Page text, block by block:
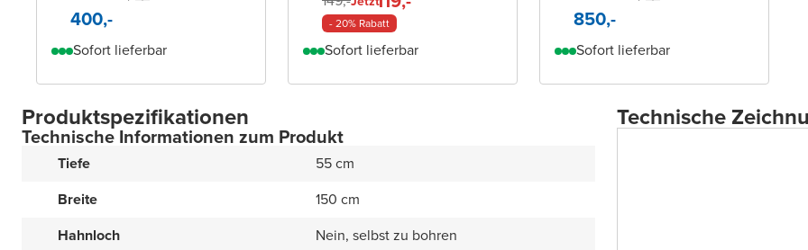
400,-
Sofort lieferbar
- 20% Rabatt
Sofort lieferbar
850,-
Sofort lieferbar
Produktspezifikationen
Technische Informationen zum Produkt
Tiefe
55 cm
Breite
150 cm
Hahnloch
Nein, selbst zu bohren
Technische